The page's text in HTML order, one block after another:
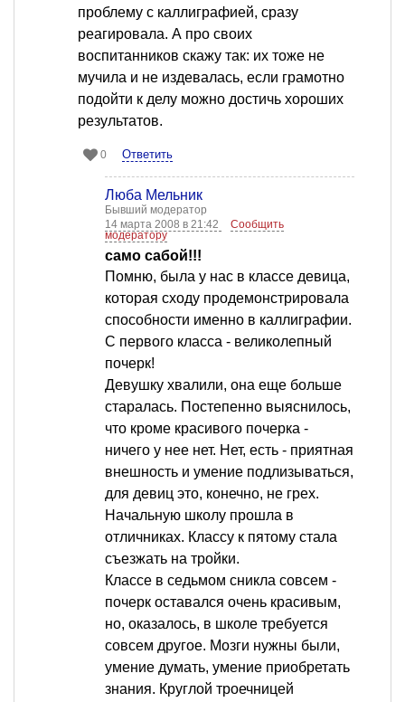
проблему с каллиграфией, сразу
реагировала. А про своих
воспитанников скажу так: их тоже не
мучила и не издевалась, если грамотно
подойти к делу можно достичь хороших
результатов.
0 Ответить
Люба Мельник
Бывший модератор
14 марта 2008 в 21:42
Сообщить
модератору
само сабой!!!
Помню, была у нас в классе девица,
которая сходу продемонстрировала
способности именно в каллиграфии.
С первого класса - великолепный
почерк!
Девушку хвалили, она еще больше
старалась. Постепенно выяснилось,
что кроме красивого почерка -
ничего у нее нет. Нет, есть - приятная
внешность и умение подлизываться,
для девиц это, конечно, не грех.
Начальную школу прошла в
отличниках. Классу к пятому стала
съезжать на тройки.
Классе в седьмом сникла совсем -
почерк оставался очень красивым,
но, оказалось, в школе требуется
совсем другое. Мозги нужны были,
умение думать, умение приобретать
знания. Круглой троечницей